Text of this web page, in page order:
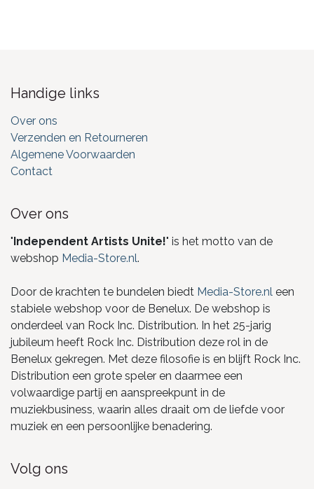
Handige links
Over ons
Verzenden en Retourneren
Algemene Voorwaarden
Contact
Over ons
"Independent Artists Unite!" is het motto van de
webshop Media-Store.nl.
Door de krachten te bundelen biedt Media-Store.nl een
stabiele webshop voor de Benelux. De webshop is
onderdeel van Rock Inc. Distribution. In het 25-jarig
jubileum heeft Rock Inc. Distribution deze rol in de
Benelux gekregen. Met deze filosofie is en blijft Rock Inc.
Distribution een grote speler en daarmee een
volwaardige partij en aanspreekpunt in de
muziekbusiness, waarin alles draait om de liefde voor
muziek en een persoonlijke benadering.
Volg ons